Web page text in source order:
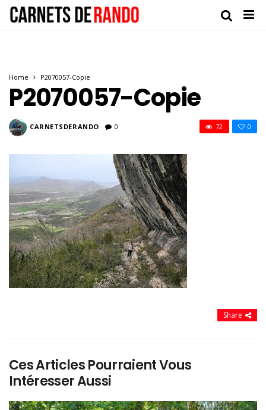
Home P2070057-Copie
P2070057-Copie
CARNETSDERANDO 0 0
72
Share
Ces Articles Pourraient Vous
Intéresser Aussi